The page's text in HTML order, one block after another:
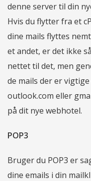
denne server til din
Hvis du flytter fra et
dine mails flyttes
et andet, er det ikke
nettet til det, men
de mails der er
outlook.com eller
på dit nye webhotel.
POP3
Bruger du POP3 er
dine emails i din